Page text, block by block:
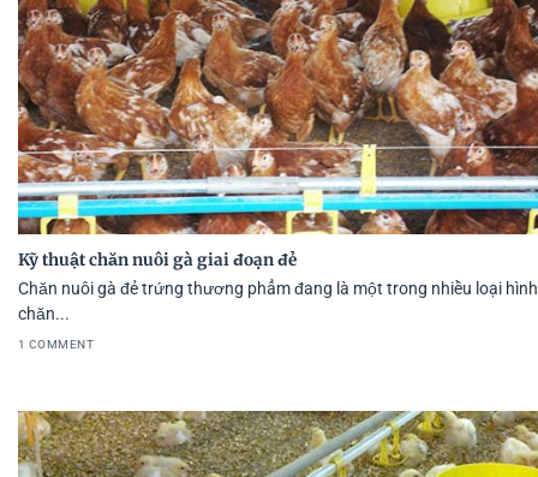
Kỹ thuật chăn nuôi gà giai đoạn đẻ
Chăn nuôi gà đẻ trứng thương phẩm đang là một trong nhiều loại hình
chăn...
1 COMMENT